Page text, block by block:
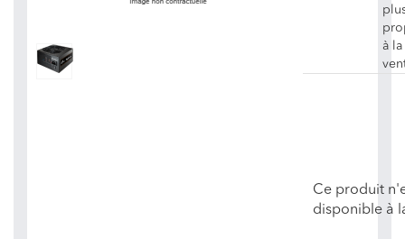
à la
Ce produit
disponible à